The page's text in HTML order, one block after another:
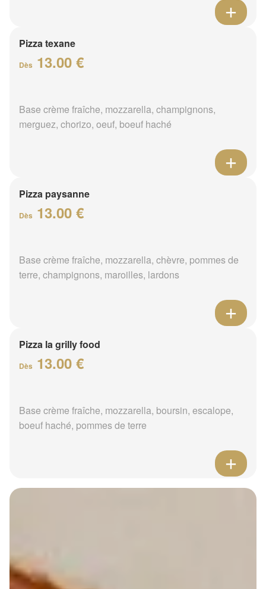
Pizza texane
Dès 13.00 €
Base crème fraîche, mozzarella, champignons,
merguez, chorizo, oeuf, boeuf haché
Pizza paysanne
Dès 13.00 €
Base crème fraîche, mozzarella, chèvre, pommes de
terre, champignons, maroilles, lardons
Pizza la grilly food
Dès 13.00 €
Base crème fraîche, mozzarella, boursin, escalope,
boeuf haché, pommes de terre